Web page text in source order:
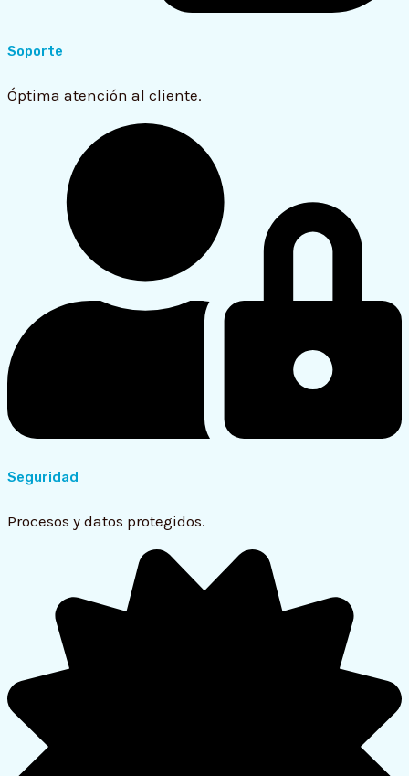
Soporte
Óptima atención al cliente.
Seguridad
Procesos y datos protegidos.